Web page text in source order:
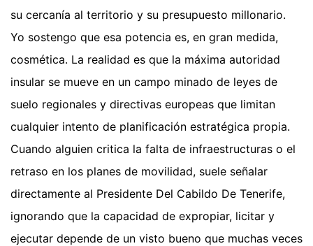
su cercanía al territorio y su presupuesto millonario.
Yo sostengo que esa potencia es, en gran medida,
cosmética. La realidad es que la máxima autoridad
insular se mueve en un campo minado de leyes de
suelo regionales y directivas europeas que limitan
cualquier intento de planificación estratégica propia.
Cuando alguien critica la falta de infraestructuras o el
retraso en los planes de movilidad, suele señalar
directamente al Presidente Del Cabildo De Tenerife,
ignorando que la capacidad de expropiar, licitar y
ejecutar depende de un visto bueno que muchas veces